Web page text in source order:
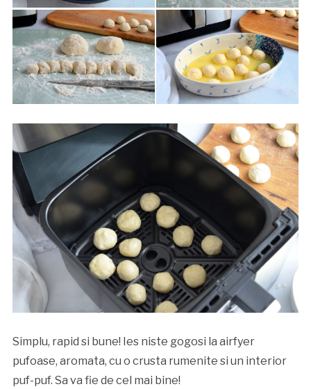
Simplu, rapid si bune! Ies niste gogosi la airfyer
pufoase, aromata, cu o crusta rumenite si un interior
puf-puf. Sa va fie de cel mai bine!